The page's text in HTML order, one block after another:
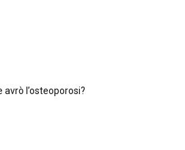
l’osteoporosi?